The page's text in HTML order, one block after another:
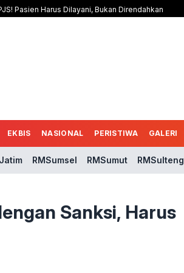
Pasien Harus Dilayani, Bukan Direndahkan
EKBIS NASIONAL PERISTIWA GALERI
RMSumsel RMSumut RMSulteng
Sanksi, Harus